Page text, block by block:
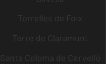
Torrelles de Foix
Torre de Claramunt
Santa Coloma de Cervelló